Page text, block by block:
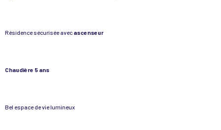
Résidence sécurisée avec ascenseur
Chaudière 5 ans
Bel espace de vie lumineux